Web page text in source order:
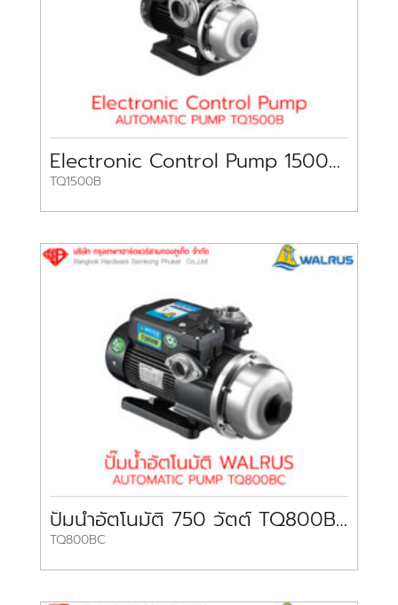
Electronic Control Pump 1500W TQ1500B WALRUS
TQ1500B
ปั๊มน้ำอัตโนมัติ 750 วัตต์ TQ800BC WALRUS
TQ800BC